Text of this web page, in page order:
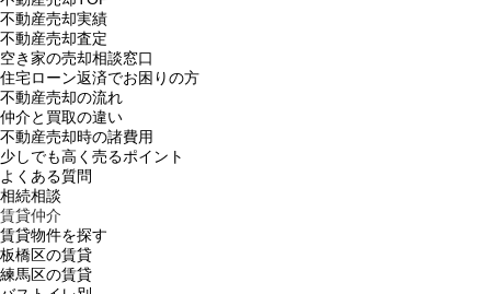
不動産売却実績
不動産売却査定
空き家の売却相談窓口
住宅ローン返済でお困りの方
不動産売却の流れ
仲介と買取の違い
不動産売却時の諸費用
少しでも高く売るポイント
よくある質問
相続相談
賃貸仲介
賃貸物件を探す
板橋区の賃貸
練馬区の賃貸